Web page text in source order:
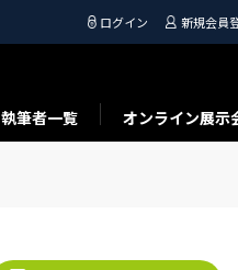
ログイン 新規会員
執筆者一覧 オンライン展示